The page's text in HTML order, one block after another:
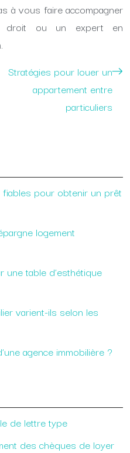
à vous faire accompagner
droit ou un expert en
Stratégies pour louer un
appartement entre
particuliers
pour obtenir un prêt
logement
table d’esthétique
varient-ils selon les
agence immobilière ?
de lettre type
des chèques de loyer